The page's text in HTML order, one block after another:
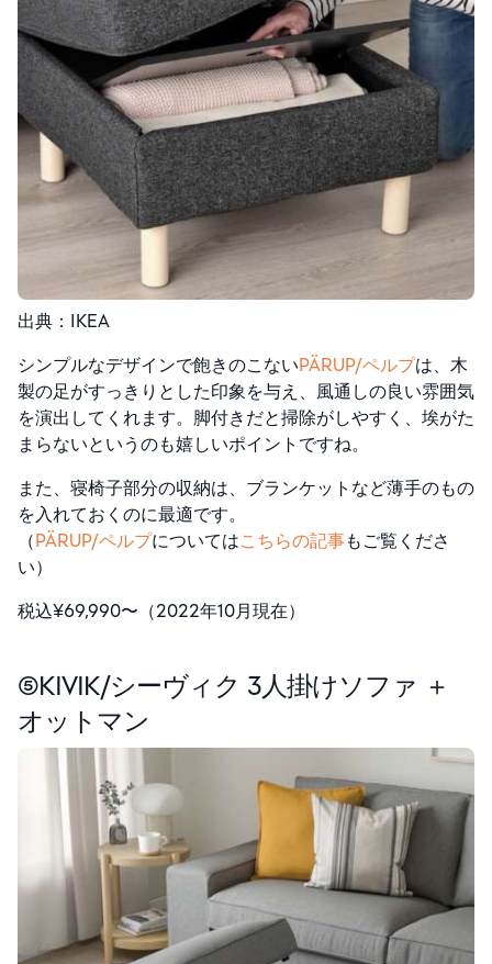
出典：IKEA
シンプルなデザインで飽きのこないPÄRUP/ペルプは、木
製の足がすっきりとした印象を与え、風通しの良い雰囲気
を演出してくれます。脚付きだと掃除がしやすく、埃がた
まらないというのも嬉しいポイントですね。
また、寝椅子部分の収納は、ブランケットなど薄手のもの
を入れておくのに最適です。
（ PÄRUP/ペルプについてはこちらの記事もご覧くださ
い）
税込¥69,990〜（2022年10月現在）
⑤KIVIK/シーヴィク 3人掛けソファ ＋
オットマン